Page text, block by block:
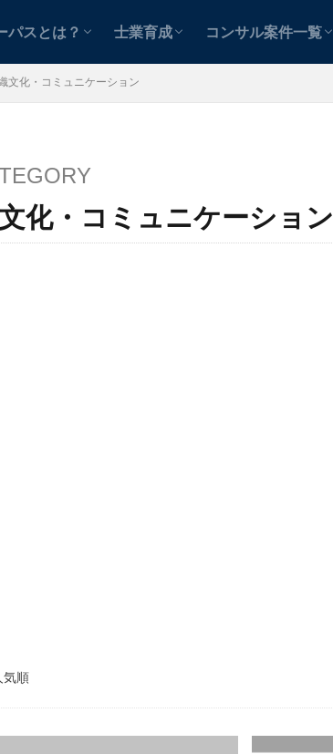
パスとは？ 士業育成 コンサル案件一覧
文化・コミュニケーション
化・コミュニケーション
気順